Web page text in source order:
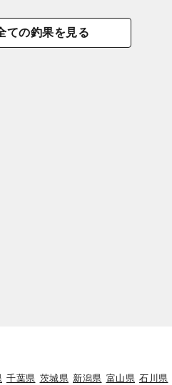
ての釣果を見る
千葉県 茨城県 新潟県 富山県 石川県